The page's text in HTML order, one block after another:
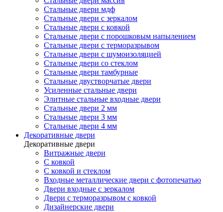
Стальные двери мдф
Стальные двери с зеркалом
Стальные двери с ковкой
Стальные двери с порошковым напылением
Стальные двери с терморазрывом
Стальные двери с шумоизоляцией
Стальные двери со стеклом
Стальные двери тамбурные
Стальные двустворчатые двери
Усиленные стальные двери
Элитные стальные входные двери
Стальные двери 2 мм
Стальные двери 3 мм
Стальные двери 4 мм
Декоративные двери
Декоративные двери
Витражные двери
С ковкой
С ковкой и стеклом
Входные металлические двери с фотопечатью
Двери входные с зеркалом
Двери с терморазрывом с ковкой
Дизайнерские двери